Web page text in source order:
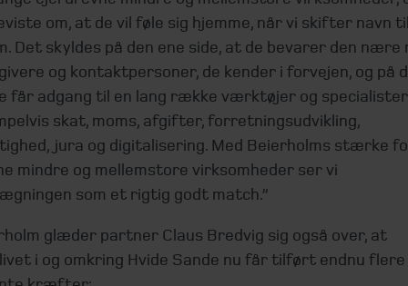
om, at de vil føle sig hjemme, når vi skifter navn
Det skyldes på den ene side, at de bevarer den nære
og kontaktpersoner, de kender i forvejen, og på
får adgang til en lang række værktøjer og
skat, moms, afgifter, forretningsudvikling,
jura og digitalisering.Med Beierholms stærke
mindre og mellemstore virksomheder ser vi
som et rigtig godt match.”
glæder partner Claus Bredvig sig også over, at
i og omkring Hvide Sande nu får tilført endnu flere